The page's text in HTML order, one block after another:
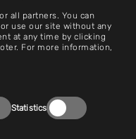
all partners. You can
use our site without any
at any time by clicking
For more information,
Statistics